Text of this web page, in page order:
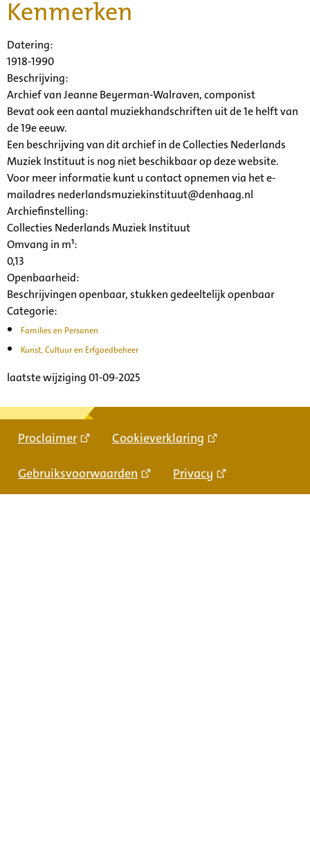
Kenmerken
Datering:
1918-1990
Beschrijving:
Archief van Jeanne Beyerman-Walraven, componist
Bevat ook een aantal muziekhandschriften uit de 1e helft van
de 19e eeuw.
Een beschrijving van dit archief in de Collecties Nederlands
Muziek Instituut is nog niet beschikbaar op deze website.
Voor meer informatie kunt u contact opnemen via het e-
mailadres nederlandsmuziekinstituut@denhaag.nl
Archiefinstelling:
Collecties Nederlands Muziek Instituut
Omvang in m¹:
0,13
Openbaarheid:
Beschrijvingen openbaar, stukken gedeeltelijk openbaar
Categorie:
Families en Personen
Kunst, Cultuur en Erfgoedbeheer
laatste wijziging 01-09-2025
Proclaimer Cookieverklaring
Gebruiksvoorwaarden Privacy